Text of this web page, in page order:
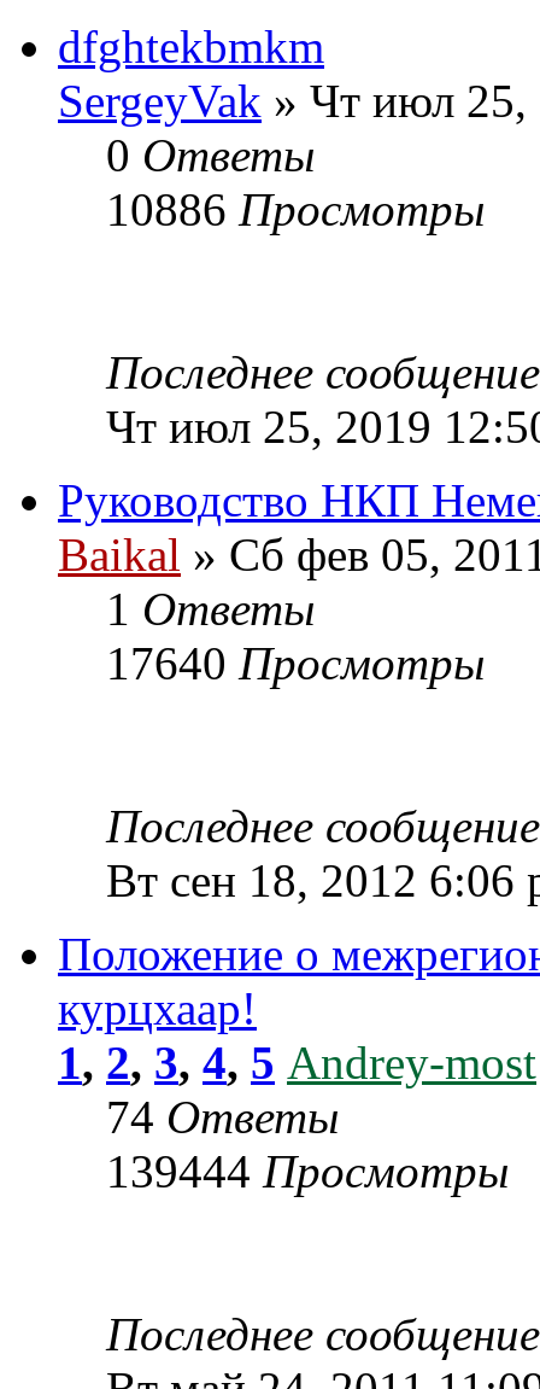
dfghtekbmkm
SergeyVak » Чт июл 25,
0 Ответы
10886 Просмотры
Последнее
Чт июл 25, 2019
Руководство НКП
Baikal » Сб фев 05,
1 Ответы
17640 Просмотры
Последнее
Вт сен 18, 2012 6:06
Положение о
курцхаар!
1, 2, 3, 4, 5 Andrey-most
74 Ответы
139444 Просмотры
Последнее